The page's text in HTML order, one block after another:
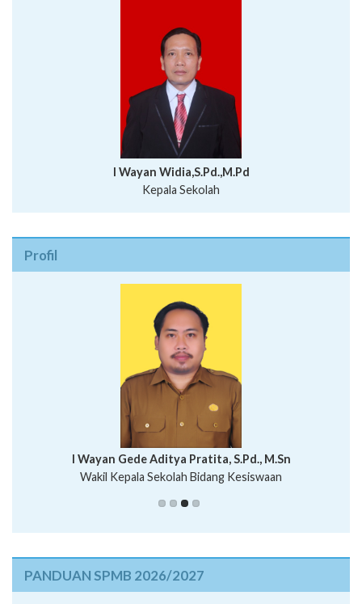
I Wayan Widia,S.Pd.,M.Pd
Kepala Sekolah
Profil
Putu Suhartana, S.Pd.
I Wayan Bawa Parmita, S.Pd
I Wayan Gede Aditya Pratita, S.Pd., M.Sn
Wakil Kepala Sekolah Bidang Kesiswaan
Ni Wayan Nopi Sutantri, S.Pd.
PANDUAN SPMB 2026/2027